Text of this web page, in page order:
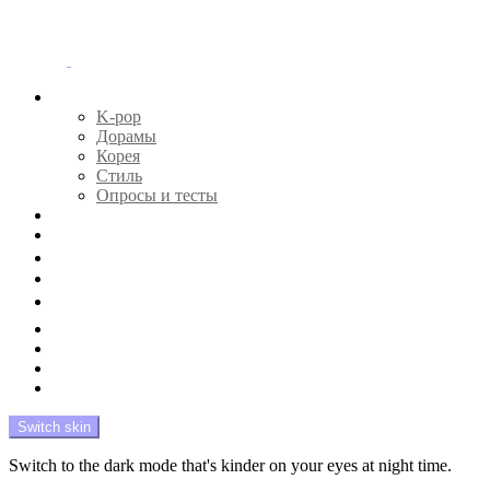
K-pop
Дорамы
Корея
Стиль
Опросы и тесты
Switch skin
Switch to the dark mode that's kinder on your eyes at night time.